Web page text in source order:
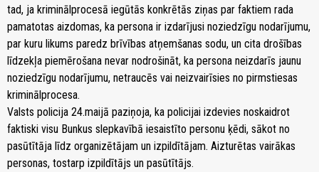
tad, ja kriminālprocesā iegūtās konkrētās ziņas par faktiem rada
pamatotas aizdomas, ka persona ir izdarījusi noziedzīgu nodarījumu,
par kuru likums paredz brīvības atņemšanas sodu, un cita drošības
līdzekļa piemērošana nevar nodrošināt, ka persona neizdarīs jaunu
noziedzīgu nodarījumu, netraucēs vai neizvairīsies no pirmstiesas
kriminālprocesa.
Valsts policija 24.maijā paziņoja, ka policijai izdevies noskaidrot
faktiski visu Bunkus slepkavībā iesaistīto personu ķēdi, sākot no
pasūtītāja līdz organizētājam un izpildītājam. Aizturētas vairākas
personas, tostarp izpildītājs un pasūtītājs.